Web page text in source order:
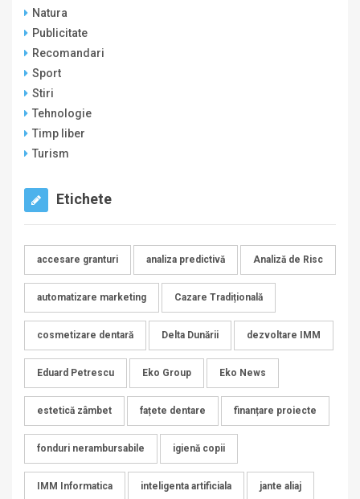
Natura
Publicitate
Recomandari
Sport
Stiri
Tehnologie
Timp liber
Turism
Etichete
accesare granturi analiza predictivă Analiză de Risc
automatizare marketing Cazare Tradițională
cosmetizare dentară Delta Dunării dezvoltare IMM
Eduard Petrescu Eko Group Eko News
estetică zâmbet fațete dentare finanțare proiecte
fonduri nerambursabile igienă copii
IMM Informatica inteligenta artificiala jante aliaj